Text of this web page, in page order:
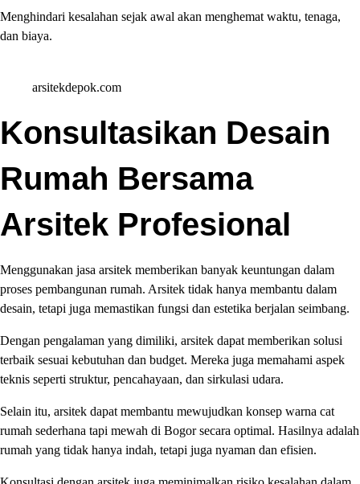
Menghindari kesalahan sejak awal akan menghemat waktu, tenaga,
dan biaya.
arsitekdepok.com
Konsultasikan Desain
Rumah Bersama
Arsitek Profesional
Menggunakan jasa arsitek memberikan banyak keuntungan dalam
proses pembangunan rumah. Arsitek tidak hanya membantu dalam
desain, tetapi juga memastikan fungsi dan estetika berjalan seimbang.
Dengan pengalaman yang dimiliki, arsitek dapat memberikan solusi
terbaik sesuai kebutuhan dan budget. Mereka juga memahami aspek
teknis seperti struktur, pencahayaan, dan sirkulasi udara.
Selain itu, arsitek dapat membantu mewujudkan konsep warna cat
rumah sederhana tapi mewah di Bogor secara optimal. Hasilnya adalah
rumah yang tidak hanya indah, tetapi juga nyaman dan efisien.